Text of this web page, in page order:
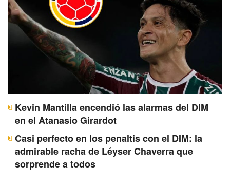
Kevin Mantilla encendió las alarmas del DIM
en el Atanasio Girardot
Casi perfecto en los penaltis con el DIM: la
admirable racha de Léyser Chaverra que
sorprende a todos